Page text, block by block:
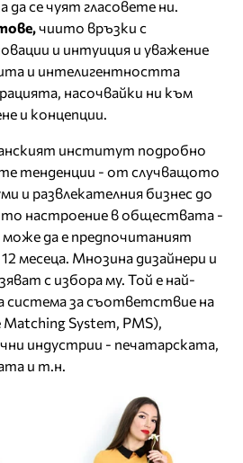
да се чуят гласовете ни.
чиито връзки с
и интуиция и уважение
и интелигентността
насочвайки ни към
и концепции.
институт подробно
тенденции - от случващото
и развлекателния бизнес до
настроение в обществата -
може да е предпочитаният
месеца. Мнозина дизайнери и
с избора му. Той е най-
система за съответствие на
System, PMS),
индустрии - печатарската,
и т.н.